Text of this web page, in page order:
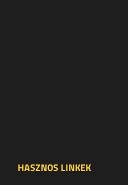
HASZNOS LINKEK